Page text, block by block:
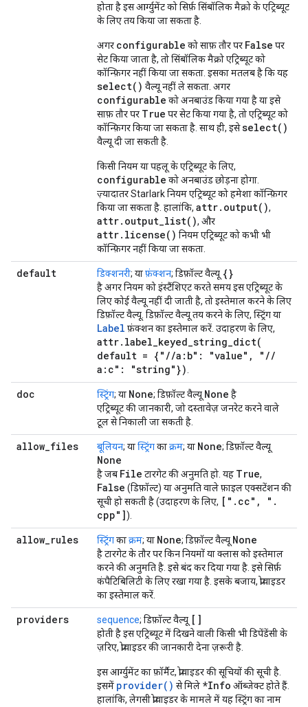
होता है इस आर्ग्युमेंट को सिर्फ़ सिंबॉलिक मैक्रो के एट्रिब्यूट
के लिए तय किया जा सकता है.
अगर configurable को साफ़ तौर पर False पर
सेट किया जाता है, तो सिंबॉलिक मैक्रो एट्रिब्यूट को
कॉन्फ़िगर नहीं किया जा सकता. इसका मतलब है कि यह
select() वैल्यू नहीं ले सकता. अगर
configurable को अनबाउंड किया गया है या इसे
साफ़ तौर पर True पर सेट किया गया है, तो एट्रिब्यूट को
कॉन्फ़िगर किया जा सकता है. साथ ही, इसेselect()
वैल्यू दी जा सकती है.
किसी नियम या पहलू के एट्रिब्यूट के लिए,
configurable को अनबाउंड छोड़ना होगा.
ज़्यादातर Starlark नियम एट्रिब्यूट को हमेशा कॉन्फ़िगर
किया जा सकता है. हालांकि, attr.output(),
attr.output_list(), और
attr.license() नियम एट्रिब्यूट को कभी भी
कॉन्फ़िगर नहीं किया जा सकता.
default डिक्शनरी; याफ़ंक्शन; डिफ़ॉल्ट वैल्यू {}
है अगर नियम को इंस्टैंशिएट करते समय इस एट्रिब्यूट के
लिए कोई वैल्यू नहीं दी जाती है, तो इस्तेमाल करने के लिए
डिफ़ॉल्ट वैल्यू. डिफ़ॉल्ट वैल्यू तय करने के लिए, स्ट्रिंग या
Label फ़ंक्शन का इस्तेमाल करें. उदाहरण के लिए,
attr. label_keyed_string_dict(
default = {" //a:b": "value" , " //
a:c": "string"})
doc स्ट्रिंग; या None; डिफ़ॉल्ट वैल्यू None है
एट्रिब्यूट की जानकारी, जो दस्तावेज़ जनरेट करने वाले
टूल से निकाली जा सकती है.
allow_files बूलियन; यास्ट्रिंगकाक्रम; या None; डिफ़ॉल्ट वैल्यू
None
है जब File टारगेट की अनुमति हो. यह True,
False (डिफ़ॉल्ट) या अनुमति वाले फ़ाइल एक्सटेंशन की
सूची हो सकती है (उदाहरण के लिए, [" . cc" , " .
cpp"]).
allow_rules स्ट्रिंगकाक्रम; या None; डिफ़ॉल्ट वैल्यू None
है टारगेट के तौर पर किन नियमों या क्लास को इस्तेमाल
करने की अनुमति है. इसे बंद कर दिया गया है. इसे सिर्फ़
कंपैटिबिलिटी के लिए रखा गया है. इसके बजाय, प्रोवाइडर
का इस्तेमाल करें.
providers sequence; डिफ़ॉल्ट वैल्यू []
होती है इस एट्रिब्यूट में दिखने वाली किसी भी डिपेंडेंसी के
ज़रिए, प्रोवाइडर की जानकारी देना ज़रूरी है.
इस आर्ग्युमेंट का फ़ॉर्मैट, प्रोवाइडर की सूचियों की सूची है.
इसमें provider() से मिले *Info ऑब्जेक्ट होते हैं.
हालांकि, लेगसी प्रोवाइडर के मामले में यह स्ट्रिंग का नाम